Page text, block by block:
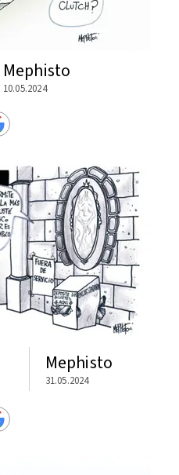
Mephisto
10.05.2024
Mephisto
31.05.2024